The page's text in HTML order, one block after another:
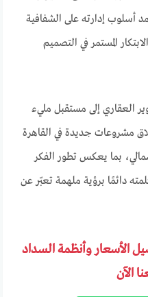
أسلوب إدارته على الشفافية
المستمر في التصميم
العقاري إلى مستقبل مليء
مشروعات جديدة في القاهرة
بما يعكس تطور الفكر
دائمًا برؤية ملهمة تعبّر عن
الأسعار وأنظمة السداد
الآن